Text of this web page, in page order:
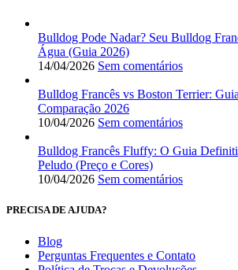
Bulldog Pode Nadar? Seu Bulldog
Água (Guia 2026)
14/04/2026 Sem comentários
Bulldog Francês vs Boston Terrier:
Comparação 2026
10/04/2026 Sem comentários
Bulldog Francês Fluffy: O Guia
Peludo (Preço e Cores)
10/04/2026 Sem comentários
PRECISA DE AJUDA?
Blog
Perguntas Frequentes e Contato